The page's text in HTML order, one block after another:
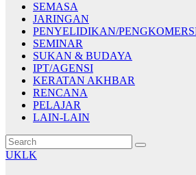
SEMASA
JARINGAN
PENYELIDIKAN/
SEMINAR
SUKAN & BUDAYA
IPT/AGENSI
KERATAN AKHBAR
RENCANA
PELAJAR
LAIN-LAIN
UKLK